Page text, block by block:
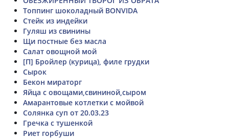
Топпинг шоколадный BONVIDA
Стейк из индейки
Гуляш из свинины
Щи постные без масла
Салат овощной мой
[П] Бройлер (курица), филе грудки
Сырок
Бекон мираторг
Яйца с овощами,свининой,сыром
Амарантовые котлетки с мойвой
Солянка суп от 20.03.23
Гречка с тушенкой
Риет горбуши